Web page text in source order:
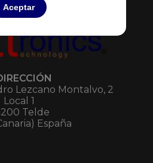
Aceptar
Lezcano Montalvo, 2
Local 1
Telde
España